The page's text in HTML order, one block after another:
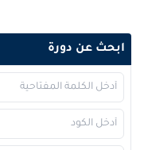
ابحث عن دورة